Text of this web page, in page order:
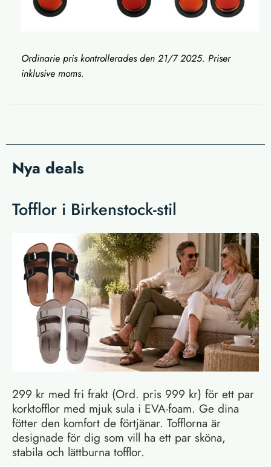
Ordinarie pris kontrollerades den 21/7 2025. Priser
inklusive moms.
Nya deals
Tofflor i Birkenstock-stil
299 kr med fri frakt (Ord. pris 999 kr) för ett par
korktofflor med mjuk sula i EVA-foam. Ge dina
fötter den komfort de förtjänar. Tofflorna är
designade för dig som vill ha ett par sköna,
stabila och lättburna tofflor.